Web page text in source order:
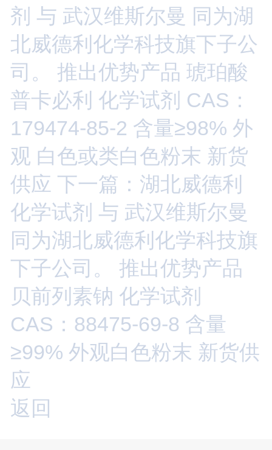
剂 与 武汉维斯尔曼 同为湖
北威德利化学科技旗下子公
司。 推出优势产品 琥珀酸
普卡必利 化学试剂 CAS：
179474-85-2 含量≥98% 外
观 白色或类白色粉末 新货
供应 下一篇：湖北威德利
化学试剂 与 武汉维斯尔曼
同为湖北威德利化学科技旗
下子公司。 推出优势产品
贝前列素钠 化学试剂
CAS：88475-69-8 含量
≥99% 外观白色粉末 新货供
应
返回